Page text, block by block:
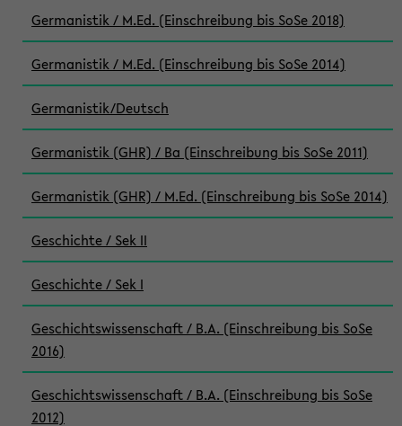
Germanistik / M.Ed. (Einschreibung bis SoSe 2018)
Germanistik / M.Ed. (Einschreibung bis SoSe 2014)
Germanistik/Deutsch
Germanistik (GHR) / Ba (Einschreibung bis SoSe 2011)
Germanistik (GHR) / M.Ed. (Einschreibung bis SoSe 2014)
Geschichte / Sek II
Geschichte / Sek I
Geschichtswissenschaft / B.A. (Einschreibung bis SoSe
2016)
Geschichtswissenschaft / B.A. (Einschreibung bis SoSe
2012)